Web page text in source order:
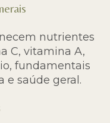
nutrientes
C, vitamina A,
fundamentais
e saúde geral.